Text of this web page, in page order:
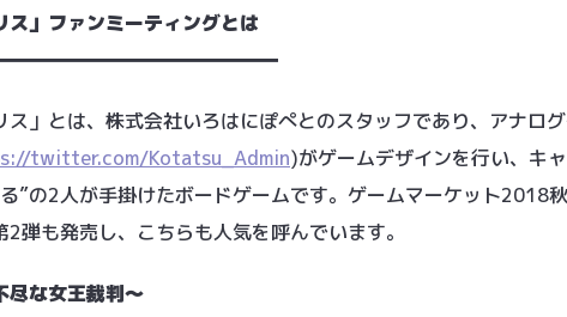
」ファンミーティングとは
」とは、株式会社いろはにぽぺとのスタッフであり、アナロ
twitter.com/Kotatsu_Admin)がゲームデザインを行い、キ
”の2人が手掛けたボードゲームです。ゲームマーケット2018
弾も発売し、こちらも人気を呼んでいます。
尽な女王裁判～